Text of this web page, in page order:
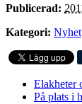
Publicerad:
Kategori: Nyhet
Elakheter
På plats i